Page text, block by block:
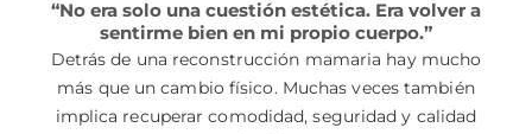
“No era solo una cuestión estética. Era volver a
sentirme bien en mi propio cuerpo.”
Detrás de una reconstrucción mamaria hay mucho
más que un cambio físico. Muchas veces también
implica recuperar comodidad, seguridad y calidad